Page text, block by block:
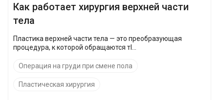
Как работает хирургия верхней части
тела
Пластика верхней части тела — это преобразующая
процедура, к которой обращаются тl...
Операция на груди при смене пола
Пластическая хирургия